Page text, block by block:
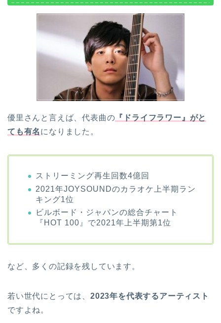
優里さんと言えば、代表曲の 『ドライフラワー』がと
ても有名 になりました。
ストリーミング再生回数4億回
2021年JOYSOUNDのカラオケ上半期ラン
キング1位
ビルボード・ジャパンの総合チャート
『HOT 100』で2021年上半期第1位
など、多くの記録を残しています。
若い世代にとっては、 2023年を代表するアーティスト
ですよね。